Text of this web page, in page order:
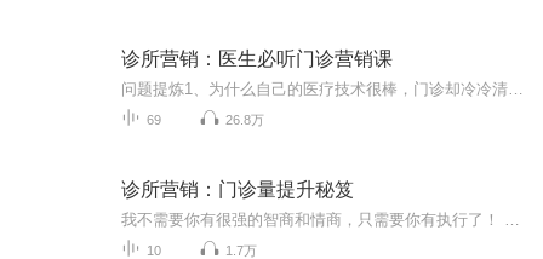
诊所营销：医生必听门诊营销课
69 26.8万
诊所营销：门诊量提升秘笈
10 1.7万